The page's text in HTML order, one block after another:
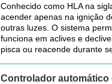
Conhecido como HLA na
acender apenas na ignição
outras luzes. O sistema
funciona em aclives e
pisca ou reacende durante
Controlador automático